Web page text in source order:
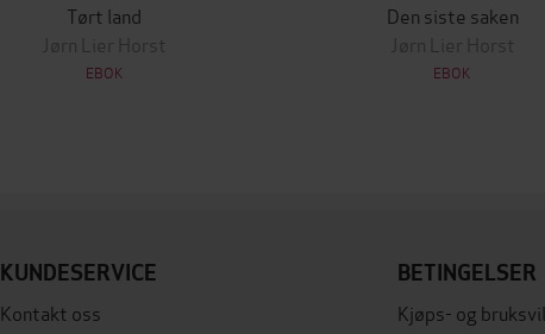
Tørt land
Jørn Lier Horst
EBOK
Den siste saken
Jørn Lier Horst
EBOK
KUNDESERVICE
Kontakt oss
BETINGELSER
Kjøps- og